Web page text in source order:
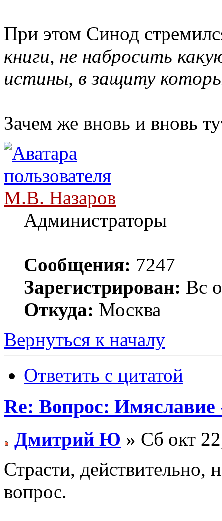
При этом Синод
книги, не набросить
истины, в защиту
Зачем же вновь и вновь
М.В. Назаров
Администраторы
Сообщения: 7247
Зарегистрирован: Вс
Откуда: Москва
Вернуться к началу
Ответить с цитатой
Re: Вопрос: Имяславие
Дмитрий Ю » Сб окт
Страсти, действительно,
вопрос.